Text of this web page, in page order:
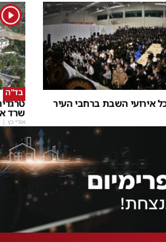
אירועי השבת ברחבי העיר
1
בד"ה
שרד
אורי כץ |